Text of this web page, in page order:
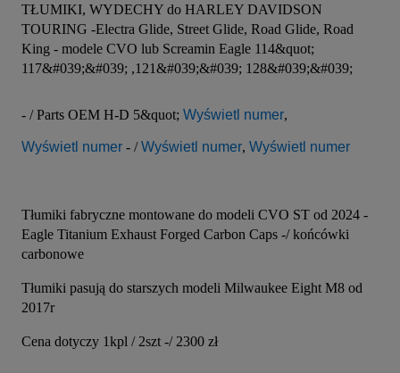
TŁUMIKI, WYDECHY do HARLEY DAVIDSON
TOURING -Electra Glide, Street Glide, Road Glide, Road
King - modele CVO lub Screamin Eagle 114&quot;
117&#039;&#039; ,121&#039;&#039; 128&#039;&#039;
- / Parts OEM H-D 5&quot; Wyświetl numer,
Wyświetl numer - / Wyświetl numer, Wyświetl numer
Tłumiki fabryczne montowane do modeli CVO ST od 2024 -
Eagle Titanium Exhaust Forged Carbon Caps -/ końcówki
carbonowe
Tłumiki pasują do starszych modeli Milwaukee Eight M8 od
2017r
Cena dotyczy 1kpl / 2szt -/ 2300 zł